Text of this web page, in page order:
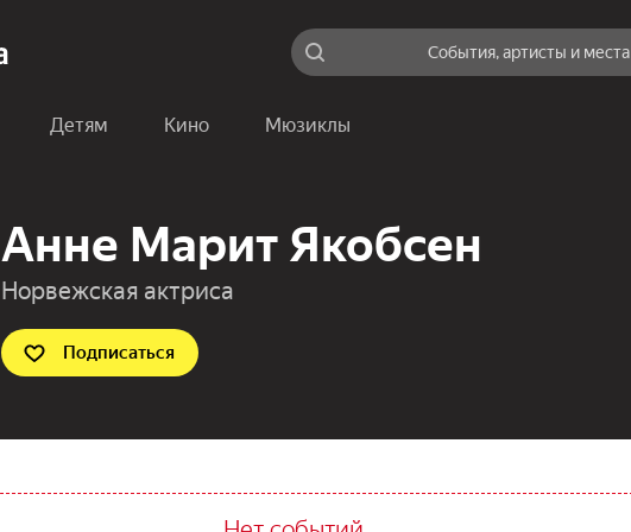
События, артисты и места
Детям Кино Мюзиклы
Анне Марит Якобсен
Норвежская актриса
Подписаться